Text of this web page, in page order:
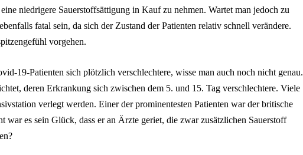
niedrigere Sauerstoffsättigung in Kauf zu nehmen. Wartet man jedoch zu
fatal sein, da sich der Zustand der Patienten relativ schnell verändere.
vorgehen.
19-Patienten sich plötzlich verschlechtere, wisse man auch noch nicht genau.
deren Erkrankung sich zwischen dem 5. und 15. Tag verschlechtere. Viele
verlegt werden. Einer der prominentesten Patienten war der britische
war es sein Glück, dass er an Ärzte geriet, die zwar zusätzlichen Sauerstoff